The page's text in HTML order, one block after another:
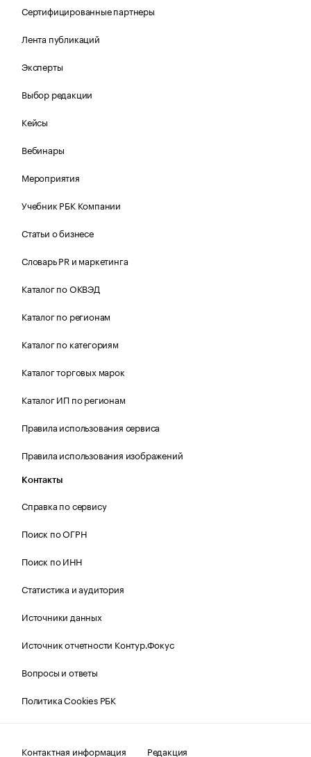
Сертифицированные партнеры
Лента публикаций
Эксперты
Выбор редакции
Кейсы
Вебинары
Мероприятия
Учебник РБК Компании
Статьи о бизнесе
Словарь PR и маркетинга
Каталог по ОКВЭД
Каталог по регионам
Каталог по категориям
Каталог торговых марок
Каталог ИП по регионам
Правила использования сервиса
Правила использования изображений
Контакты
Справка по сервису
Поиск по ОГРН
Поиск по ИНН
Статистика и аудитория
Источники данных
Источник отчетности Контур.Фокус
Вопросы и ответы
Политика Cookies РБК
Контактная информация Редакция